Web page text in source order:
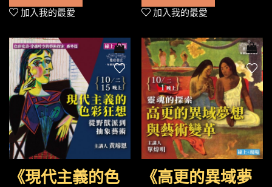
加入我的最愛
加入我的最愛
《現代主義的色
《高更的異域夢